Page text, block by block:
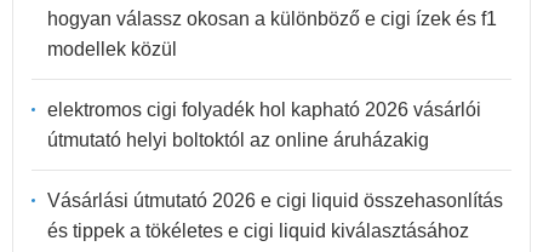
hogyan válassz okosan a különböző e cigi ízek és f1
modellek közül
elektromos cigi folyadék hol kapható 2026 vásárlói
útmutató helyi boltoktól az online áruházakig
Vásárlási útmutató 2026 e cigi liquid összehasonlítás
és tippek a tökéletes e cigi liquid kiválasztásához